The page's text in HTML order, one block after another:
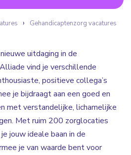
Gehandicaptenzorg vacatures
uitdaging in de
vind je verschillende
positieve collega’s
je bijdraagt aan een goed en
met verstandelijke, lichamelijke
Met ruim 200 zorglocaties
jouw ideale baan in de
je van waarde bent voor